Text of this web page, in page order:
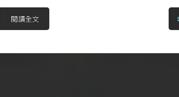
閱讀全文